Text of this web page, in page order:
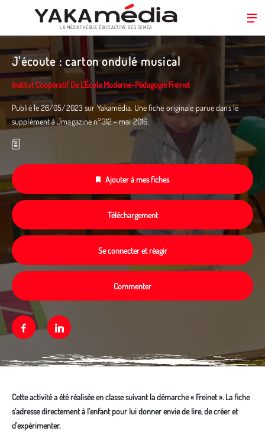
au
contenu
principal
LA MÉDIATHÈQUE ÉDUC’ACTIVE DES CEMÉA
J'écoute : carton ondulé musical
Institut Coopératif De L’École Moderne-Pédagogie Freinet
Publié le 26/05/2023 sur Yakamédia. Une fiche originale parue dans le
supplément à Jmagazine n°312 - mai 2016.
Ajouter à mes fiches
Téléchargement
Se connecter et réagir
Commenter
FacebookLinkedin
Cette activité a été réalisée en classe suivant la démarche « Freinet ». La fiche
s’adresse directement à l’enfant pour lui donner envie de lire, de créer et
d'expérimenter.